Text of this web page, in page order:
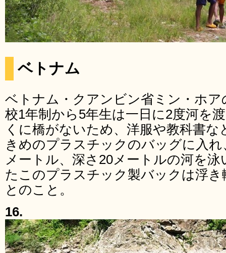
ベトナム
ベトナム・クアンビン省ミン・ホ
校1年制から5年生は一日に2度河を
くに橋がないため、洋服や教科書
きめのプラスチックのバッグに入
メートル、深さ20メートルの河を
たこのプラスチック製バックは浮
とのこと。
16.